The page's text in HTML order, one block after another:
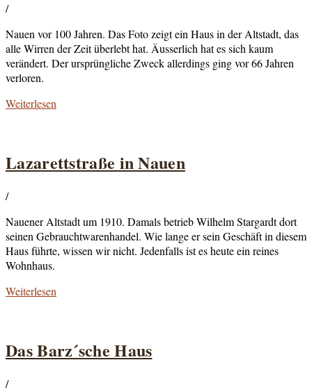
/
Nauen vor 100 Jahren. Das Foto zeigt ein Haus in der Altstadt, das
alle Wirren der Zeit überlebt hat. Äusserlich hat es sich kaum
verändert. Der ursprüngliche Zweck allerdings ging vor 66 Jahren
verloren.
Weiterlesen
Lazarettstraße in Nauen
/
Nauener Altstadt um 1910. Damals betrieb Wilhelm Stargardt dort
seinen Gebrauchtwarenhandel. Wie lange er sein Geschäft in diesem
Haus führte, wissen wir nicht. Jedenfalls ist es heute ein reines
Wohnhaus.
Weiterlesen
Das Barz´sche Haus
/